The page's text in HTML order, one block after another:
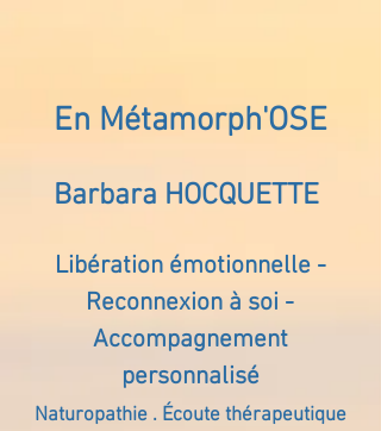
En Métamorph'OSE
Barbara HOCQUETTE
Libération émotionnelle -
Reconnexion à soi -
Accompagnement
personnalisé
Naturopathie . Écoute thérapeutique